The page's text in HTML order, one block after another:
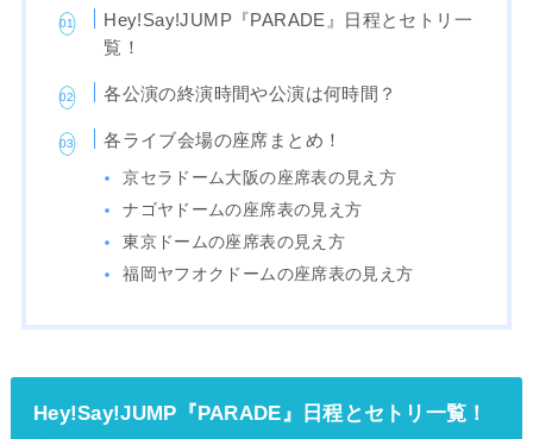
Hey!Say!JUMP『PARADE』日程とセトリ一
覧！
各公演の終演時間や公演は何時間？
各ライブ会場の座席まとめ！
京セラドーム大阪の座席表の見え方
ナゴヤドームの座席表の見え方
東京ドームの座席表の見え方
福岡ヤフオクドームの座席表の見え方
Hey!Say!JUMP『PARADE』日程とセトリ一覧！